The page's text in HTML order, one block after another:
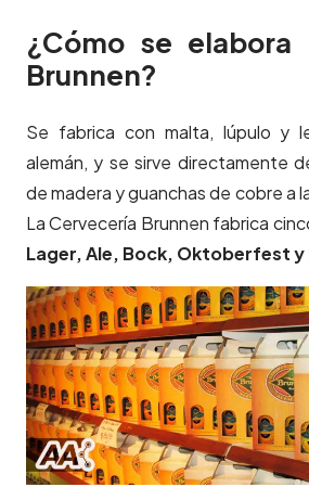
¿Cómo se elabora
Brunnen?
Se fabrica con malta, lúpulo y
alemán, y se sirve directamente
de madera y guanchas de cobre a
La Cervecería Brunnen fabrica
Lager, Ale, Bock, Oktoberfest y